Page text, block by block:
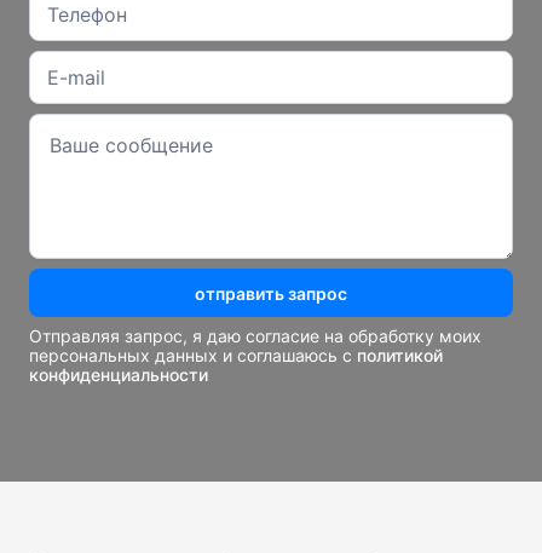
отправить запрос
Отправляя запрос, я даю согласие на обработку моих
персональных данных и соглашаюсь с политикой
конфиденциальности